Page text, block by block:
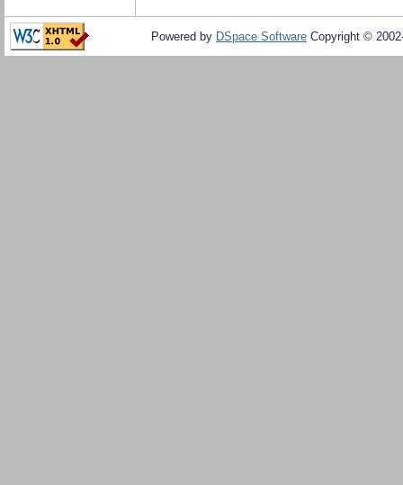
Powered by DSpace Software Copyright ©